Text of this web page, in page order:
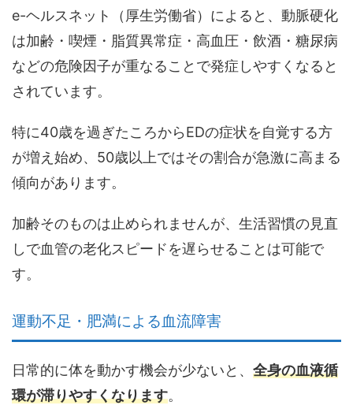
e-ヘルスネット（厚生労働省）によると、動脈硬化
は加齢・喫煙・脂質異常症・高血圧・飲酒・糖尿病
などの危険因子が重なることで発症しやすくなると
されています。
特に40歳を過ぎたころからEDの症状を自覚する方
が増え始め、50歳以上ではその割合が急激に高まる
傾向があります。
加齢そのものは止められませんが、生活習慣の見直
しで血管の老化スピードを遅らせることは可能で
す。
運動不足・肥満による血流障害
日常的に体を動かす機会が少ないと、 全身の血液循
環が滞りやすくなります。